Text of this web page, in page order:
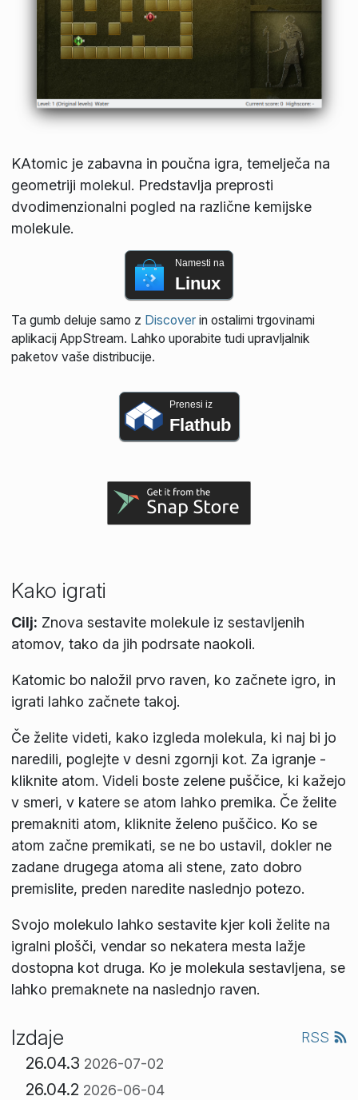
KAtomic je zabavna in poučna igra, temelječa na
geometriji molekul. Predstavlja preprosti
dvodimenzionalni pogled na različne kemijske
molekule.
Namesti na
Linux
Ta gumb deluje samo z Discoverin ostalimi trgovinami
aplikacij AppStream. Lahko uporabite tudi upravljalnik
paketov vaše distribucije.
Prenesi iz
Flathub
Kako igrati
Cilj: Znova sestavite molekule iz sestavljenih
atomov, tako da jih podrsate naokoli.
Katomic bo naložil prvo raven, ko začnete igro, in
igrati lahko začnete takoj.
Če želite videti, kako izgleda molekula, ki naj bi jo
naredili, poglejte v desni zgornji kot. Za igranje -
kliknite atom. Videli boste zelene puščice, ki kažejo
v smeri, v katere se atom lahko premika. Če želite
premakniti atom, kliknite želeno puščico. Ko se
atom začne premikati, se ne bo ustavil, dokler ne
zadane drugega atoma ali stene, zato dobro
premislite, preden naredite naslednjo potezo.
Svojo molekulo lahko sestavite kjer koli želite na
igralni plošči, vendar so nekatera mesta lažje
dostopna kot druga. Ko je molekula sestavljena, se
lahko premaknete na naslednjo raven.
Izdaje RSS
26.04.3 2026-07-02
26.04.2 2026-06-04